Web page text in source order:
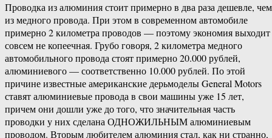
Проводка из алюминия стоит примерно в два раза дешевле, чем
из медного провода. При этом в современном автомобиле
примерно 2 километра проводов — поэтому экономия выходит
совсем не копеечная. Грубо говоря, 2 километра медного
автомобильного провода стоят примерно 20.000 рублей,
алюминиевого — соответственно 10.000 рублей. По этой
причине известные американские дерьмоделы General Motors
ставят алюминиевые провода в свои машины уже 15 лет,
причем они дошли уже до того, что значительная часть
проводки у них сделана ОДНОЖИЛЬНЫМ алюминиевым
проводом. Вторым любителем алюминия стал, как ни странно,